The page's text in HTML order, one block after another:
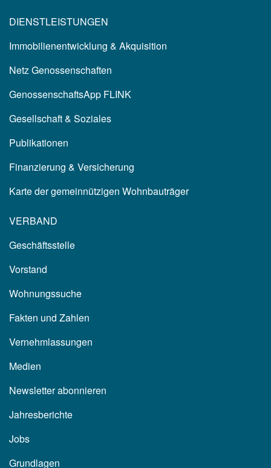
DIENSTLEISTUNGEN
Immobilienentwicklung & Akquisition
Netz Genossenschaften
GenossenschaftsApp FLINK
Gesellschaft & Soziales
Publikationen
Finanzierung & Versicherung
Karte der gemeinnützigen Wohnbauträger
VERBAND
Geschäftsstelle
Vorstand
Wohnungssuche
Fakten und Zahlen
Vernehmlassungen
Medien
Newsletter abonnieren
Jahresberichte
Jobs
Grundlagen